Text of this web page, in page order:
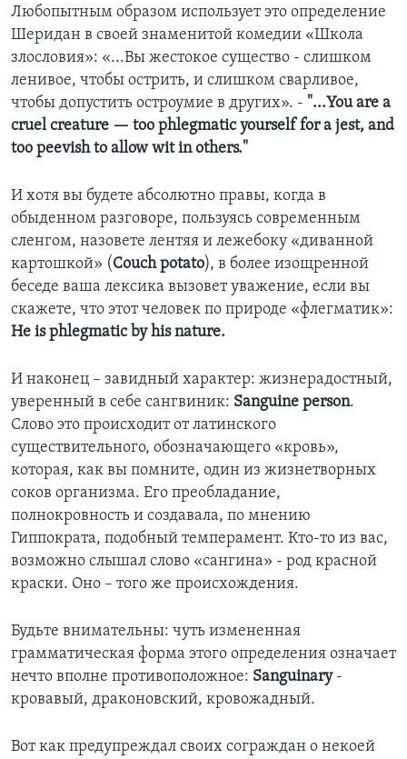
Любопытным образом использует это определение
Шеридан в своей знаменитой комедии «Школа
злословия»: «...Вы жестокое существо - слишком
ленивое, чтобы острить, и слишком сварливое,
чтобы допустить остроумие в других». - "...You are a
cruel creature — too phlegmatic yourself for a jest, and
too peevish to allow wit in others."
И хотя вы будете абсолютно правы, когда в
обыденном разговоре, пользуясь современным
сленгом, назовете лентяя и лежебоку «диванной
картошкой» (Couch potato), в более изощренной
беседе ваша лексика вызовет уважение, если вы
скажете, что этот человек по природе «флегматик»:
He is phlegmatic by his nature.
И наконец – завидный характер: жизнерадостный,
уверенный в себе сангвиник: Sanguine person.
Слово это происходит от латинского
существительного, обозначающего «кровь»,
которая, как вы помните, один из жизнетворных
соков организма. Его преобладание,
полнокровность и создавала, по мнению
Гиппократа, подобный темперамент. Кто-то из вас,
возможно слышал слово «сангина» - род красной
краски. Оно – того же происхождения.
Будьте внимательны: чуть измененная
грамматическая форма этого определения означает
нечто вполне противоположное: Sanguinary-
кровавый, драконовский, кровожадный.
Вот как предупреждал своих сограждан о некоей